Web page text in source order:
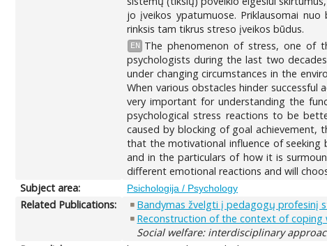
jo įveikos ypatumuose. Priklausomai
rinksis tam tikrus streso įveikos būdus.
EN
The phenomenon of stress, one of
psychologists during the last two
under changing circumstances in the
When various obstacles hinder successful
very important for understanding the
psychological stress reactions to be
caused by blocking of goal achievement,
that the motivational influence of seeking
and in the particulars of how it is
different emotional reactions and will
Subject area:
Psichologija / Psychology
Related Publications: Bandymas žvelgti į pedagogų profesinį
Reconstruction of the context of coping
Social welfare: interdisciplinary